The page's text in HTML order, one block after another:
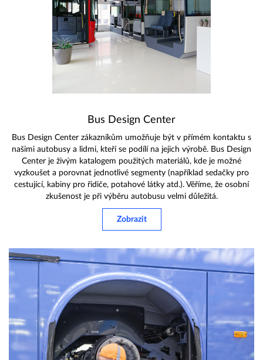
Bus Design Center
Bus Design Center zákazníkům umožňuje být v přímém kontaktu s
našimi autobusy a lidmi, kteří se podílí na jejich výrobě. Bus Design
Center je živým katalogem použitých materiálů, kde je možné
vyzkoušet a porovnat jednotlivé segmenty (například sedačky pro
cestující, kabiny pro řidiče, potahové látky atd.). Věříme, že osobní
zkušenost je při výběru autobusu velmi důležitá.
Zobrazit